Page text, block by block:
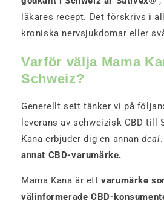
läkares recept. Det förskrivs i
kroniska nervsjukdomar eller
Varför välja Mama
Schweiz?
Generellt sett tänker vi på
leverans av schweizisk CBD till
Kana erbjuder dig en annandeal.
annat CBD-varumärke.
Mama Kana är ettvarumärke
välinformerade CBD-